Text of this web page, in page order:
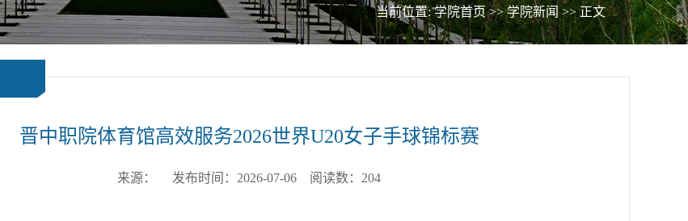
当前位置:学院首页>>学院新闻 >> 正文
晋中职院体育馆高效服务2026世界U20女子手球锦标赛
来源： 发布时间：2026-07-06 阅读数： 204